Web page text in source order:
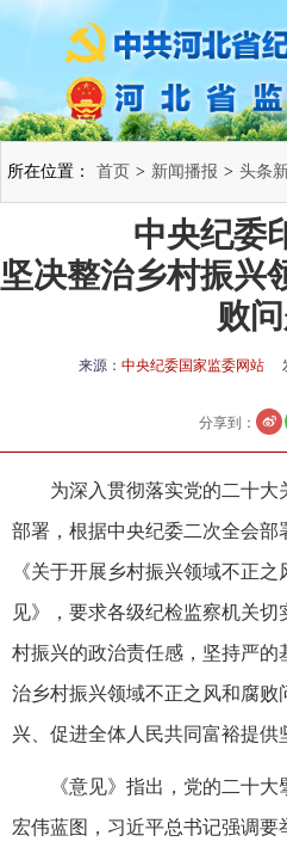
所在位置： 首页 > 新闻播报 > 头条
中央纪委
坚决整治乡村振兴
败
来源： 中央纪委国家监委网站
分享到：
为深入贯彻落实党的二十
部署，根据中央纪委二次全会
《关于开展乡村振兴领域不正
见》，要求各级纪检监察机关
村振兴的政治责任感，坚持严
治乡村振兴领域不正之风和腐败
兴、促进全体人民共同富裕提供
《意见》指出，党的二十
宏伟蓝图，习近平总书记强调